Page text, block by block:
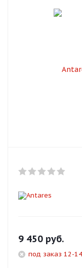
9 450 руб.
под заказ 12-